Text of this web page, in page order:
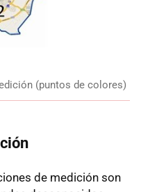
(puntos de colores)
de medición son